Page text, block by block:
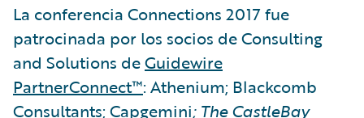
La conferencia Connections 2017 fue
patrocinada por los socios de Consulting
and Solutions deGuidewire
PartnerConnect™: Athenium; Blackcomb
Consultants; Capgemini; The CastleBay